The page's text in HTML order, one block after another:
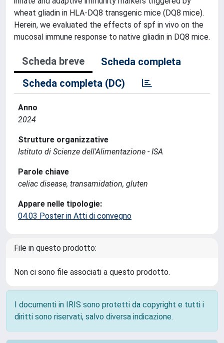
wheat gliadin in HLA-DQ8 transgenic mice (DQ8 mice).
Herein, we evaluated the effects of spf in vivo on the
mucosal immune response to native gliadin in DQ8 mice.
Scheda breve
Scheda completa
Scheda completa (DC)
Anno
2024
Strutture organizzative
Istituto di Scienze dell'Alimentazione - ISA
Parole chiave
celiac disease, transamidation, gluten
Appare nelle tipologie:
04.03 Poster in Atti di convegno
File in questo prodotto:
Non ci sono file associati a questo prodotto.
I documenti in IRIS sono protetti da copyright e tutti i
diritti sono riservati, salvo diversa indicazione.